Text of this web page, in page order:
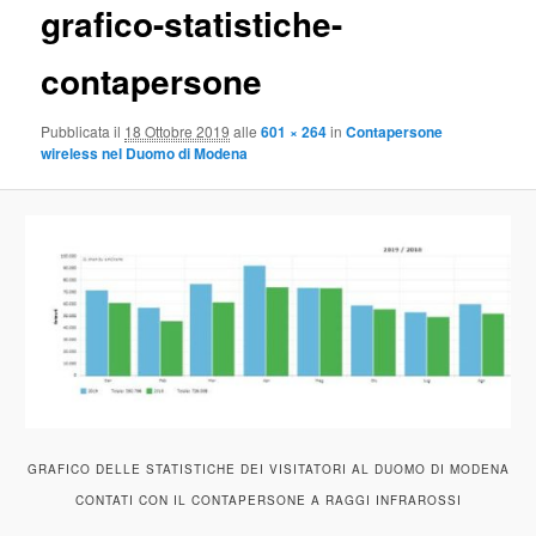
grafico-statistiche-
contapersone
Pubblicata il 18 Ottobre 2019 alle601 × 264inContapersone
wireless nel Duomo di Modena
GRAFICO DELLE STATISTICHE DEI VISITATORI AL DUOMO DI MODENA
CONTATI CON IL CONTAPERSONE A RAGGI INFRAROSSI